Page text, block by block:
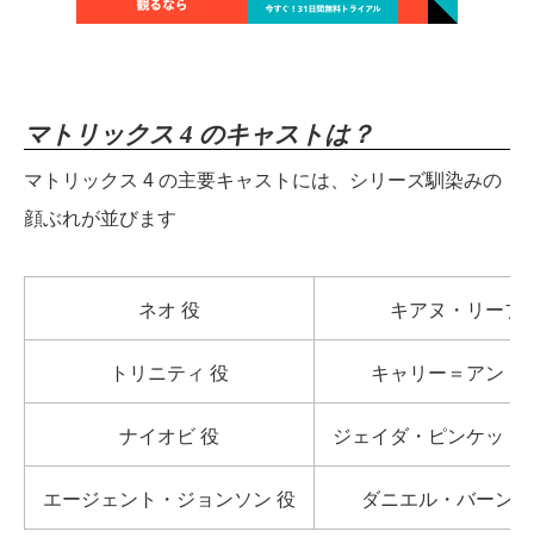
マトリックス 4 のキャストは？
マトリックス 4 の主要キャストには、シリーズ馴染みの
顔ぶれが並びます
ネオ 役 キアヌ・リーブ
トリニティ 役 キャリー＝アン・
ナイオビ 役 ジェイダ・ピンケット
エージェント・ジョンソン 役 ダニエル・バーン